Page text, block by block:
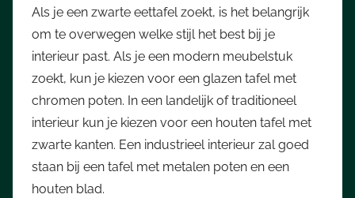
Als je een zwarte eettafel zoekt, is het belangrijk
om te overwegen welke stijl het best bij je
interieur past. Als je een modern meubelstuk
zoekt, kun je kiezen voor een glazen tafel met
chromen poten. In een landelijk of traditioneel
interieur kun je kiezen voor een houten tafel met
zwarte kanten. Een industrieel interieur zal goed
staan bij een tafel met metalen poten en een
houten blad.